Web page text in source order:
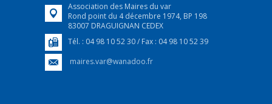
Association des Maires du var
Rond point du 4 décembre 1974, BP 198
83007 DRAGUIGNAN CEDEX
Tél. : 04 98 10 52 30 / Fax : 04 98 10 52 39
maires.var@wanadoo.fr